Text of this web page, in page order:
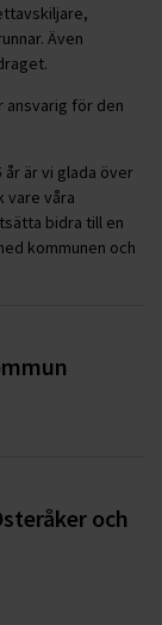
Även
ansvarig för den
år är vi glada över
vare våra
bidra till en
kommunen och
och